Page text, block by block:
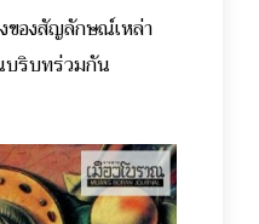
ของสัญลักษณ์เหล่า
บริบทร่วมกัน